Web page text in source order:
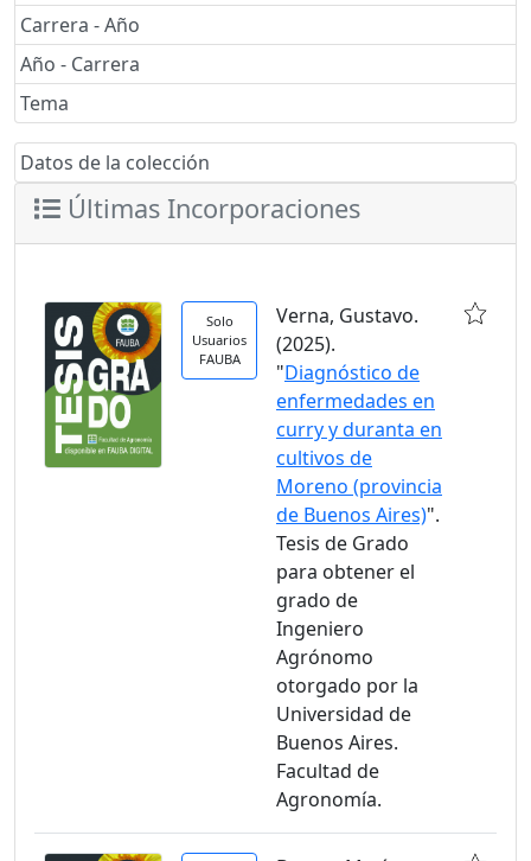
Carrera - Año
Año - Carrera
Tema
Datos de la colección
Últimas Incorporaciones
Solo
Usuarios
FAUBA
Verna, Gustavo.
(2025).
"Diagnóstico de
enfermedades en
curry y duranta en
cultivos de
Moreno (provincia
de Buenos Aires)".
Tesis de Grado
para obtener el
grado de
Ingeniero
Agrónomo
otorgado por la
Universidad de
Buenos Aires.
Facultad de
Agronomía.